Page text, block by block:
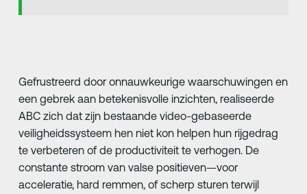
Gefrustreerd door onnauwkeurige waarschuwingen en
een gebrek aan betekenisvolle inzichten, realiseerde
ABC zich dat zijn bestaande video-gebaseerde
veiligheidssysteem hen niet kon helpen hun rijgedrag
te verbeteren of de productiviteit te verhogen. De
constante stroom van valse positieven—voor
acceleratie, hard remmen, of scherp sturen terwijl